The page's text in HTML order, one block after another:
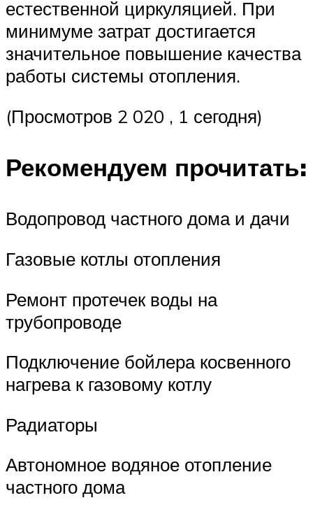
естественной циркуляцией. При
минимуме затрат достигается
значительное повышение качества
работы системы отопления.
(Просмотров 2 020 , 1 сегодня)
Рекомендуем прочитать:
Водопровод частного дома и дачи
Газовые котлы отопления
Ремонт протечек воды на
трубопроводе
Подключение бойлера косвенного
нагрева к газовому котлу
Радиаторы
Автономное водяное отопление
частного дома